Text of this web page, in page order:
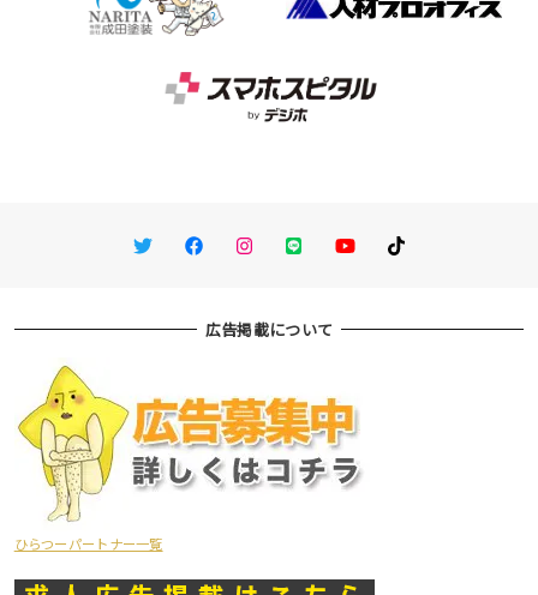
TwitterFacebookInstagram
LINE You TubeTikTok
広告掲載について
ひらつーパートナー一覧